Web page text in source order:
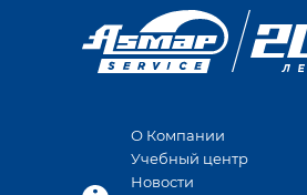
О Компании
Учебный центр
Новости